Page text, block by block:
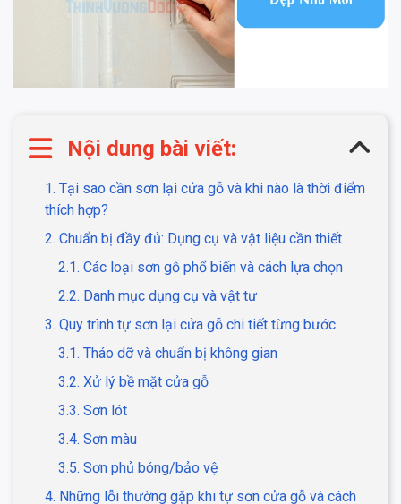
Nội dung bài viết:
1. Tại sao cần sơn lại cửa gỗ và khi nào là thời điểm
thích hợp?
2. Chuẩn bị đầy đủ: Dụng cụ và vật liệu cần thiết
2.1. Các loại sơn gỗ phổ biến và cách lựa chọn
2.2. Danh mục dụng cụ và vật tư
3. Quy trình tự sơn lại cửa gỗ chi tiết từng bước
3.1. Tháo dỡ và chuẩn bị không gian
3.2. Xử lý bề mặt cửa gỗ
3.3. Sơn lót
3.4. Sơn màu
3.5. Sơn phủ bóng/bảo vệ
4. Những lỗi thường gặp khi tự sơn cửa gỗ và cách